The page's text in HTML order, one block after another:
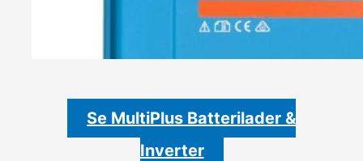
Se MultiPlus Batterilader &
Inverter